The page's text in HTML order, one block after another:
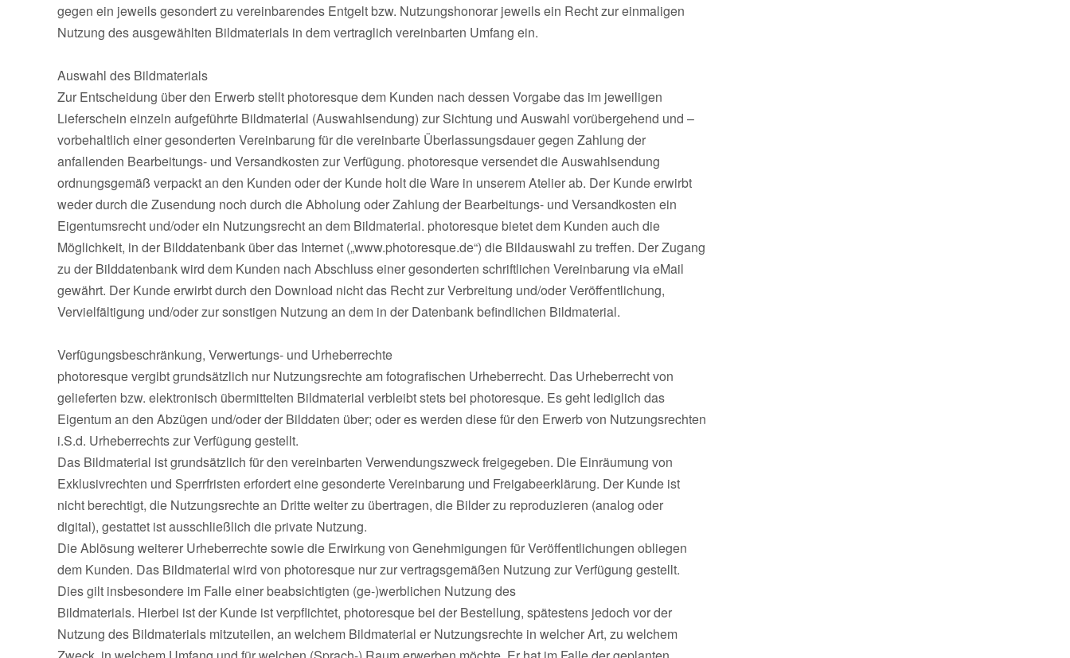
gegen ein jeweils gesondert zu vereinbarendes Entgelt bzw. Nutzungshonorar jeweils ein Recht zur einmaligen
Nutzung des ausgewählten Bildmaterials in dem vertraglich vereinbarten Umfang ein.
Auswahl des Bildmaterials
Zur Entscheidung über den Erwerb stellt photoresque dem Kunden nach dessen Vorgabe das im jeweiligen
Lieferschein einzeln aufgeführte Bildmaterial (Auswahlsendung) zur Sichtung und Auswahl vorübergehend und –
vorbehaltlich einer gesonderten Vereinbarung für die vereinbarte Überlassungsdauer gegen Zahlung der
anfallenden Bearbeitungs- und Versandkosten zur Verfügung. photoresque versendet die Auswahlsendung
ordnungsgemäß verpackt an den Kunden oder der Kunde holt die Ware in unserem Atelier ab. Der Kunde erwirbt
weder durch die Zusendung noch durch die Abholung oder Zahlung der Bearbeitungs- und Versandkosten ein
Eigentumsrecht und/oder ein Nutzungsrecht an dem Bildmaterial. photoresque bietet dem Kunden auch die
Möglichkeit, in der Bilddatenbank über das Internet („www.photoresque.de“) die Bildauswahl zu treffen. Der Zugang
zu der Bilddatenbank wird dem Kunden nach Abschluss einer gesonderten schriftlichen Vereinbarung via eMail
gewährt. Der Kunde erwirbt durch den Download nicht das Recht zur Verbreitung und/oder Veröffentlichung,
Vervielfältigung und/oder zur sonstigen Nutzung an dem in der Datenbank befindlichen Bildmaterial.
Verfügungsbeschränkung, Verwertungs- und Urheberrechte
photoresque vergibt grundsätzlich nur Nutzungsrechte am fotografischen Urheberrecht. Das Urheberrecht von
gelieferten bzw. elektronisch übermittelten Bildmaterial verbleibt stets bei photoresque. Es geht lediglich das
Eigentum an den Abzügen und/oder der Bilddaten über; oder es werden diese für den Erwerb von Nutzungsrechten
i.S.d. Urheberrechts zur Verfügung gestellt.
Das Bildmaterial ist grundsätzlich für den vereinbarten Verwendungszweck freigegeben. Die Einräumung von
Exklusivrechten und Sperrfristen erfordert eine gesonderte Vereinbarung und Freigabeerklärung. Der Kunde ist
nicht berechtigt, die Nutzungsrechte an Dritte weiter zu übertragen, die Bilder zu reproduzieren (analog oder
digital), gestattet ist ausschließlich die private Nutzung.
Die Ablösung weiterer Urheberrechte sowie die Erwirkung von Genehmigungen für Veröffentlichungen obliegen
dem Kunden. Das Bildmaterial wird von photoresque nur zur vertragsgemäßen Nutzung zur Verfügung gestellt.
Dies gilt insbesondere im Falle einer beabsichtigten (ge-)werblichen Nutzung des
Bildmaterials. Hierbei ist der Kunde ist verpflichtet, photoresque bei der Bestellung, spätestens jedoch vor der
Nutzung des Bildmaterials mitzuteilen, an welchem Bildmaterial er Nutzungsrechte in welcher Art, zu welchem